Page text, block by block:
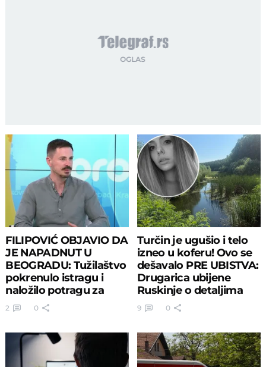
FILIPOVIĆ OBJAVIO DA
JE NAPADNUT U
BEOGRADU: Tužilaštvo
pokrenulo istragu i
naložilo potragu za
napadačima
2 0
Turčin je ugušio i telo
izneo u koferu! Ovo se
dešavalo PRE UBISTVA:
Drugarica ubijene
Ruskinje o detaljima
9 0